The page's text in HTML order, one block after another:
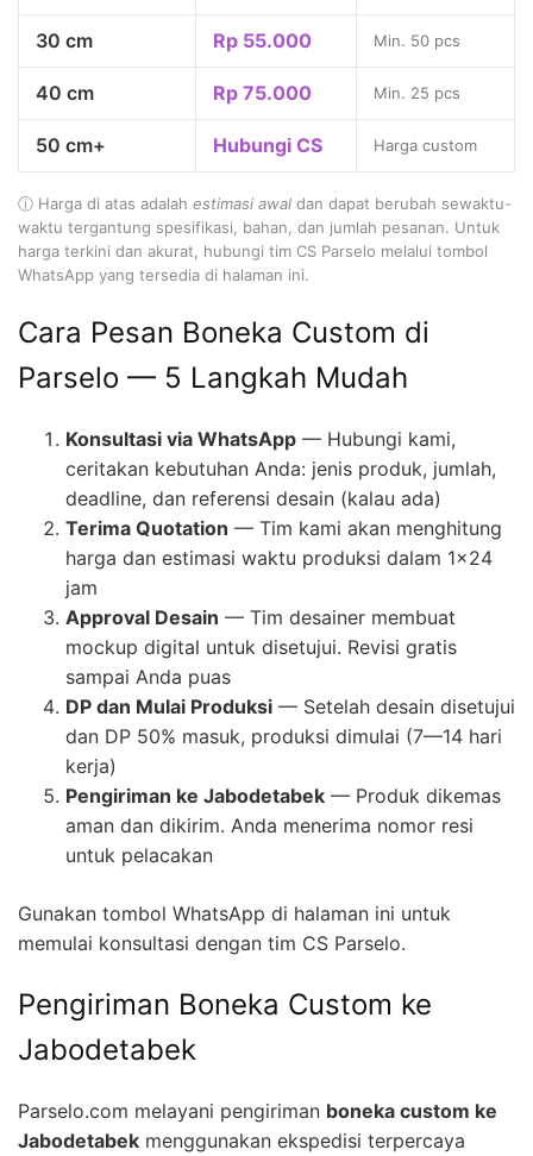
30 cm Rp 55.000 Min. 50 pcs
40 cm Rp 75.000 Min. 25 pcs
50 cm+ Hubungi CS Harga custom
ⓘ Harga di atas adalah estimasi awal dan dapat berubah sewaktu-
waktu tergantung spesifikasi, bahan, dan jumlah pesanan. Untuk
harga terkini dan akurat, hubungi tim CS Parselo melalui tombol
WhatsApp yang tersedia di halaman ini.
Cara Pesan Boneka Custom di
Parselo — 5 Langkah Mudah
Konsultasi via WhatsApp — Hubungi kami,
ceritakan kebutuhan Anda: jenis produk, jumlah,
deadline, dan referensi desain (kalau ada)
Terima Quotation — Tim kami akan menghitung
harga dan estimasi waktu produksi dalam 1×24
jam
Approval Desain — Tim desainer membuat
mockup digital untuk disetujui. Revisi gratis
sampai Anda puas
DP dan Mulai Produksi — Setelah desain disetujui
dan DP 50% masuk, produksi dimulai (7—14 hari
kerja)
Pengiriman ke Jabodetabek — Produk dikemas
aman dan dikirim. Anda menerima nomor resi
untuk pelacakan
Gunakan tombol WhatsApp di halaman ini untuk
memulai konsultasi dengan tim CS Parselo.
Pengiriman Boneka Custom ke
Jabodetabek
Parselo.com melayani pengiriman boneka custom ke
Jabodetabek menggunakan ekspedisi terpercaya